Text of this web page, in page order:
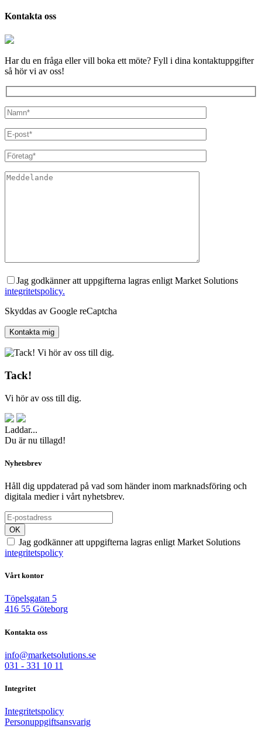
Kontakta oss
Har du en fråga eller vill boka ett möte? Fyll i dina kontaktuppgifter
så hör vi av oss!
Jag godkänner att uppgifterna lagras enligt Market Solutions
integritetspolicy.
Skyddas av Google reCaptcha
Tack!
Vi hör av oss till dig.
Laddar...
Du är nu tillagd!
Nyhetsbrev
Håll dig uppdaterad på vad som händer inom marknadsföring och
digitala medier i vårt nyhetsbrev.
OK
Jag godkänner att uppgifterna lagras enligt Market Solutions
integritetspolicy
Vårt kontor
Töpelsgatan 5
416 55 Göteborg
Kontakta oss
info@marketsolutions.se
031 - 331 10 11
Integritet
Integritetspolicy
Personuppgiftsansvarig